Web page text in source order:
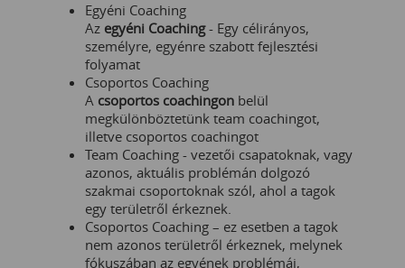
Egyéni Coaching
Az egyéni Coaching- Egy célirányos,
személyre, egyénre szabott fejlesztési
folyamat
Csoportos Coaching
A csoportos coachingon belül
megkülönböztetünk team coachingot,
illetve csoportos coachingot
Team Coaching - vezetői csapatoknak, vagy
azonos, aktuális problémán dolgozó
szakmai csoportoknak szól, ahol a tagok
egy területről érkeznek.
Csoportos Coaching – ez esetben a tagok
nem azonos területről érkeznek, melynek
fókuszában az egyének problémái,